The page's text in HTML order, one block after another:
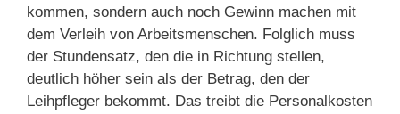
kommen, sondern auch noch Gewinn machen mit
dem Verleih von Arbeitsmenschen. Folglich muss
der Stundensatz, den die in Richtung stellen,
deutlich höher sein als der Betrag, den der
Leihpfleger bekommt. Das treibt die Personalkosten